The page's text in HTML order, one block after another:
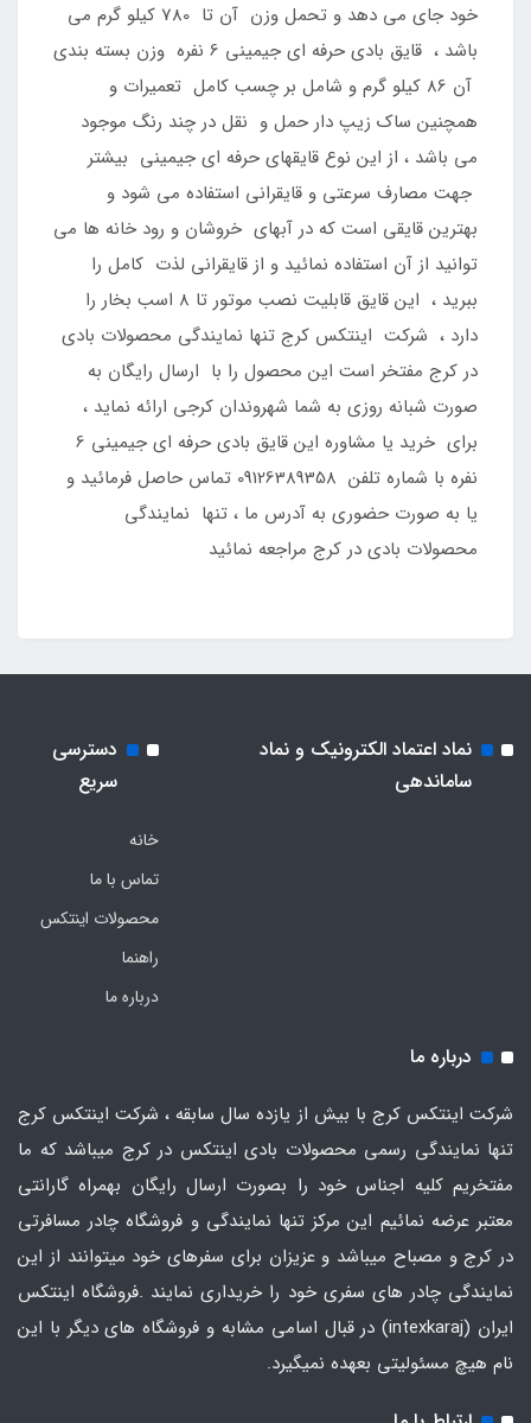
خود جای می دهد و تحمل وزن آن تا 780 کیلو گرم می
باشد ، قایق بادی حرفه ای جیمینی 6 نفره وزن بسته بندی
آن 86 کیلو گرم و شامل بر چسب کامل تعمیرات و
همچنین ساک زیپ دار حمل و نقل در چند رنگ موجود
می باشد ، از این نوع قایقهای حرفه ای جیمینی بیشتر
جهت مصارف سرعتی و قایقرانی استفاده می شود و
بهترین قایقی است که در آبهای خروشان و رود خانه ها می
توانید از آن استفاده نمائید و از قایقرانی لذت کامل را
ببرید ، این قایق قابلیت نصب موتور تا 8 اسب بخار را
دارد ، شرکت اینتکس کرج تنها نمایندگی محصولات بادی
در کرج مفتخر است این محصول را با ارسال رایگان به
صورت شبانه روزی به شما شهروندان کرجی ارائه نماید ،
برای خرید یا مشاوره این قایق بادی حرفه ای جیمینی 6
نفره با شماره تلفن 09126389358 تماس حاصل فرمائید و
یا به صورت حضوری به آدرس ما ، تنها نمایندگی
محصولات بادی در کرج مراجعه نمائید
نماد اعتماد الکترونیک و نماد
ساماندهی
دسترسی
سریع
خانه
تماس با ما
محصولات اینتکس
راهنما
درباره ما
درباره ما
شرکت اینتکس کرج با بیش از یازده سال سابقه ، شرکت اینتکس کرج
تنها نمایندگی رسمی محصولات بادی اینتکس در کرج میباشد که ما
مفتخریم کلیه اجناس خود را بصورت ارسال رایگان بهمراه گارانتی
معتبر عرضه نمائیم این مرکز تنها نمایندگی و فروشگاه چادر مسافرتی
در کرج و مصباح میباشد و عزیزان برای سفرهای خود میتوانند از این
نمایندگی چادر های سفری خود را خریداری نمایند .فروشگاه اینتکس
ایران
(intexkaraj) در قبال اسامی مشابه و فروشگاه های دیگر با این
نام هیچ مسئولیتی بعهده نمیگیرد.